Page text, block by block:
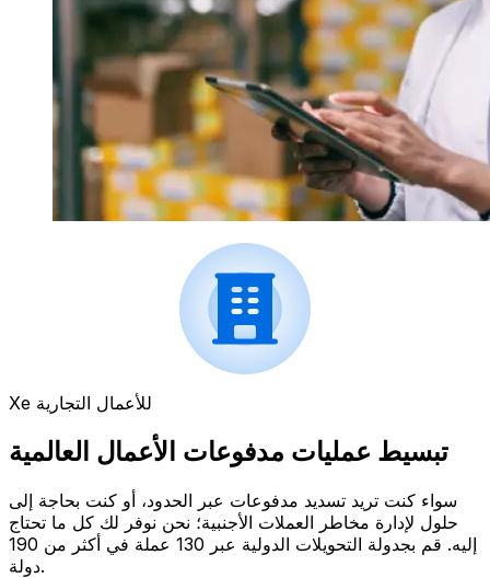
Xe للأعمال التجارية
تبسيط عمليات مدفوعات الأعمال العالمية
سواء كنت تريد تسديد مدفوعات عبر الحدود، أو كنت بحاجة إلى
حلول لإدارة مخاطر العملات الأجنبية؛ نحن نوفر لك كل ما تحتاج
إليه. قم بجدولة التحويلات الدولية عبر 130 عملة في أكثر من 190
دولة.